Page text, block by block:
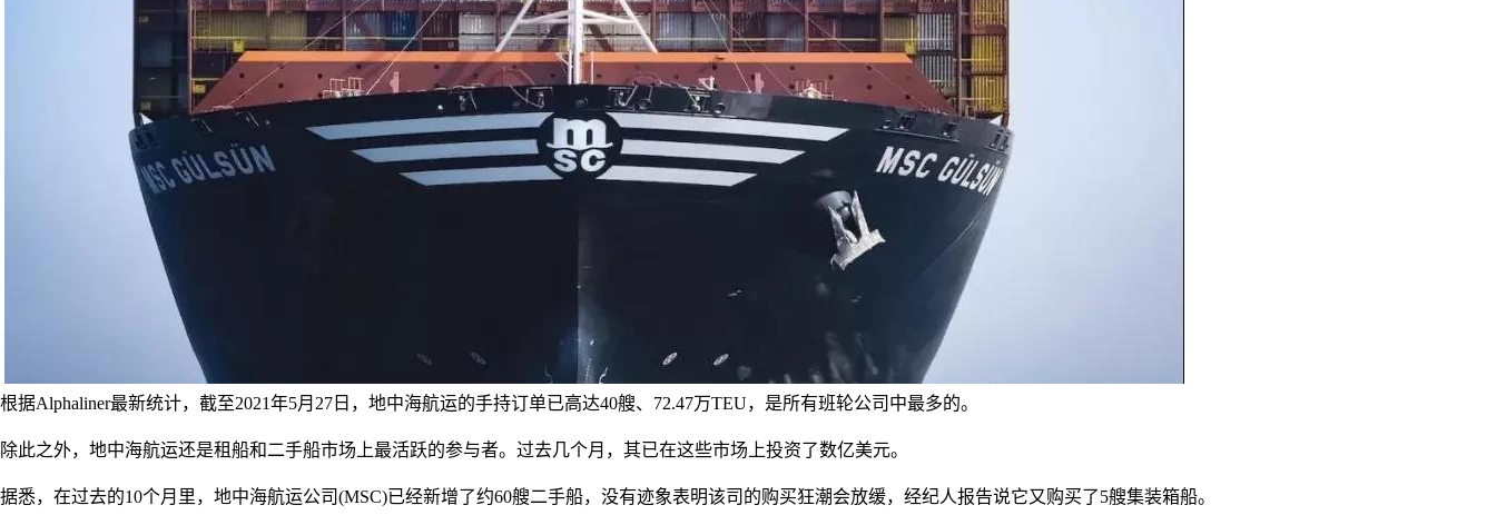
根据Alphaliner最新统计，截至2021年5月27日，地中海航运的手持订单已高达40艘、72.47万TEU，是所有班轮公司中最多的。
除此之外，地中海航运还是租船和二手船市场上最活跃的参与者。过去几个月，其已在这些市场上投资了数亿美元。
据悉，在过去的10个月里，地中海航运公司(MSC)已经新增了约60艘二手船，没有迹象表明该司的购买狂潮会放缓，经纪人报告说它又购买了5艘集装箱船。